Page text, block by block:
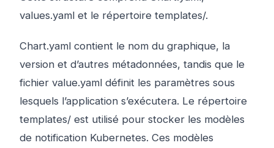
values.yaml et le répertoire templates/.
Chart.yaml contient le nom du graphique, la
version et d’autres métadonnées, tandis que le
fichier value.yaml définit les paramètres sous
lesquels l’application s’exécutera. Le répertoire
templates/ est utilisé pour stocker les modèles
de notification Kubernetes. Ces modèles